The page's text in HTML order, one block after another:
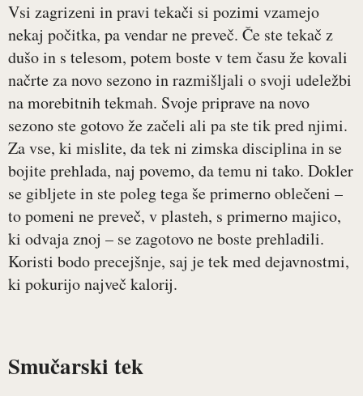
Vsi zagrizeni in pravi tekači si pozimi vzamejo
nekaj počitka, pa vendar ne preveč. Če ste tekač z
dušo in s telesom, potem boste v tem času že kovali
načrte za novo sezono in razmišljali o svoji udeležbi
na morebitnih tekmah. Svoje priprave na novo
sezono ste gotovo že začeli ali pa ste tik pred njimi.
Za vse, ki mislite, da tek ni zimska disciplina in se
bojite prehlada, naj povemo, da temu ni tako. Dokler
se gibljete in ste poleg tega še primerno oblečeni –
to pomeni ne preveč, v plasteh, s primerno majico,
ki odvaja znoj – se zagotovo ne boste prehladili.
Koristi bodo precejšnje, saj je tek med dejavnostmi,
ki pokurijo največ kalorij.
Smučarski tek